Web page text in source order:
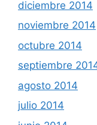
diciembre 2014
noviembre 2014
octubre 2014
septiembre
agosto 2014
julio 2014